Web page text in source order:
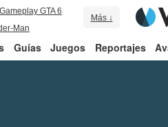
Gameplay GTA 6
Man
Más ↓
Guías Juegos Reportajes